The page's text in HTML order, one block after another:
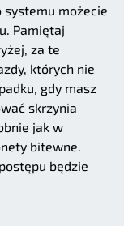
systemu możecie
Pamiętaj
za te
których nie
gdy masz
skrzynia
jak w
bitewne.
będzie